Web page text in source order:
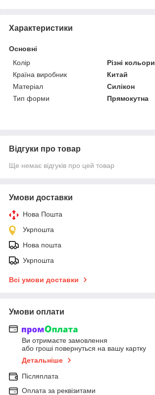
Характеристики
Основні
Колір
Різні кольори
Країна виробник
Китай
Матеріал
Силікон
Тип форми
Прямокутна
Відгуки про товар
Ще немає відгуків про цей товар
Умови доставки
Нова Пошта
Укрпошта
Нова пошта
Укрпошта
Всі умови доставки
Умови оплати
Ви отримаєте замовлення
або гроші повернуться на вашу картку
Детальніше
Післяплата
Оплата за реквізитами